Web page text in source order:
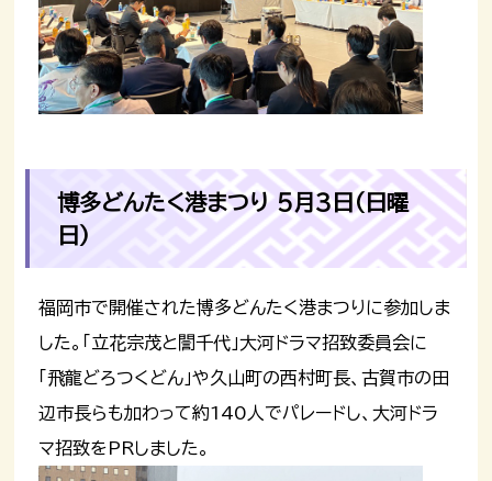
博多どんたく港まつり 5月3日（日曜
日）
福岡市で開催された博多どんたく港まつりに参加しま
した。「立花宗茂と誾千代」大河ドラマ招致委員会に
「飛龍どろつくどん」や久山町の西村町長、古賀市の田
辺市長らも加わって約140人でパレードし、大河ドラ
マ招致をPRしました。